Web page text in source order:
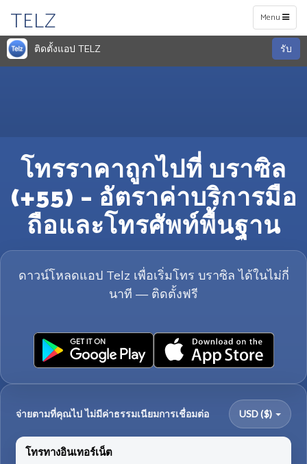
Toggle
navigation
Menu
TELZ
ติดตั้งแอป TELZ รับ
โทรราคาถูกไปที่ บราซิล
(+55) – อัตราค่าบริการมือ
ถือและโทรศัพท์พื้นฐาน
ดาวน์โหลดแอป Telz เพื่อเริ่มโทร บราซิล ได้ในไม่กี่
นาที — ติดตั้งฟรี
จ่ายตามที่คุณไป ไม่มีค่าธรรมเนียมการเชื่อมต่อ USD ($)
โทรทางอินเทอร์เน็ต